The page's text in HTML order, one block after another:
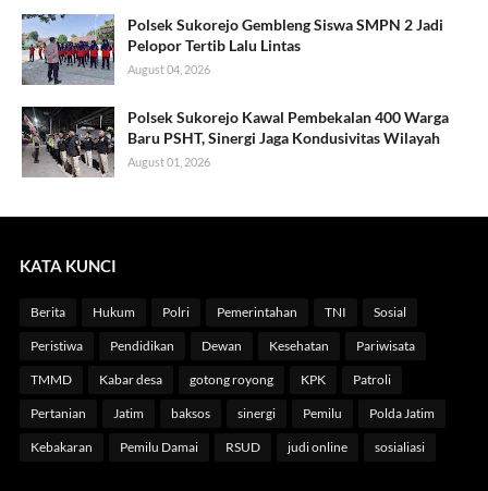
Polsek Sukorejo Gembleng Siswa SMPN 2 Jadi
Pelopor Tertib Lalu Lintas
August 04, 2026
Polsek Sukorejo Kawal Pembekalan 400 Warga
Baru PSHT, Sinergi Jaga Kondusivitas Wilayah
August 01, 2026
KATA KUNCI
Berita Hukum Polri Pemerintahan TNI Sosial
Peristiwa Pendidikan Dewan Kesehatan Pariwisata
TMMD Kabar desa gotong royong KPK Patroli
Pertanian Jatim baksos sinergi Pemilu Polda Jatim
Kebakaran Pemilu Damai RSUD judi online sosialiasi